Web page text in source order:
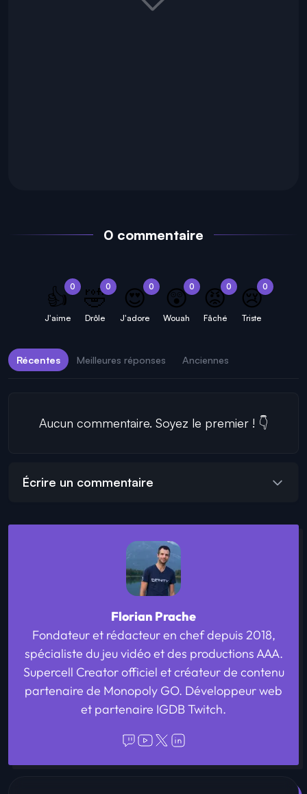
0 commentaire
0
👍
J'aime
0
🤣
Drôle
0
😍
J'adore
0
😲
Wouah
0
😡
Fâché
0
😢
Triste
Récentes Meilleures réponses Anciennes
Aucun commentaire. Soyez le premier ! 👇
Écrire un commentaire
Florian Prache
Fondateur et rédacteur en chef depuis 2018,
spécialiste du jeu vidéo et des productions AAA.
Supercell Creator officiel et créateur de contenu
partenaire de Monopoly GO. Développeur web
et partenaire IGDB Twitch.